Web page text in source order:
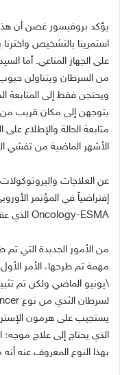
يؤكد بروفيسور غصن أن
استمرينا بالتشخيص
على الجهاز المناعي. أما
ويحتجن فقط إلى المتابعة
يتوجهن إلى مكان قريب من
متابعة الحالة والإطلاع
الأشهر الماضية من تفشي
عن العلاجات
Oncology-ESMA الذي عقد في شهر أيلول\ سبتمبر الماضي.
من الأمور الجديدة التي تم
مهمة تم طرحها، الأمر
\يونيو الماضي ولكن تم
الذي يحتاج إلى علاج موجه؛
بهذا النوع المعروف عنه